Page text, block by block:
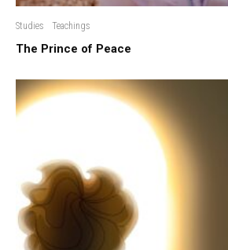
Studies Teachings
The Prince of Peace